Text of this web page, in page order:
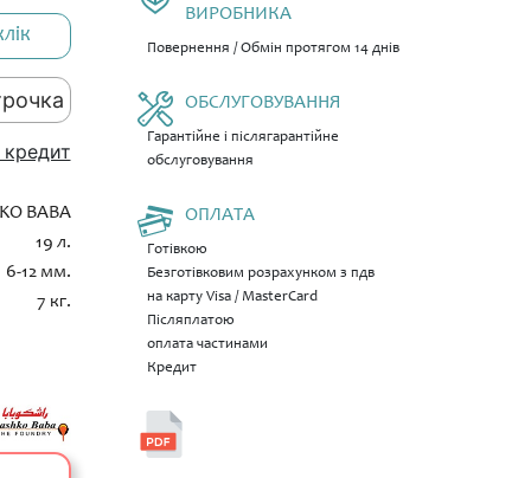
BABA
19 л.
6-12 мм.
7 кг.
ВИРОБНИКА
Повернення / Обмін протягом 14 днів
ОБСЛУГОВУВАННЯ
Гарантійне і післягарантійне
обслуговування
ОПЛАТА
Готівкою
Безготівковим розрахунком з пдв
на карту Visa / MasterCard
Післяплатою
оплата частинами
Кредит